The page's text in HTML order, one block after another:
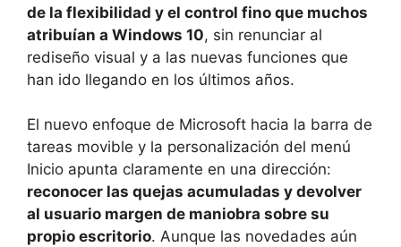
de la flexibilidad y el control fino que muchos
atribuían a Windows 10, sin renunciar al
rediseño visual y a las nuevas funciones que
han ido llegando en los últimos años.
El nuevo enfoque de Microsoft hacia la barra de
tareas movible y la personalización del menú
Inicio apunta claramente en una dirección:
reconocer las quejas acumuladas y devolver
al usuario margen de maniobra sobre su
propio escritorio. Aunque las novedades aún